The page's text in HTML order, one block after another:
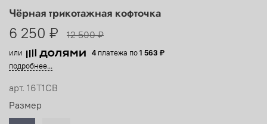
арт. 16T1CB
Чёрная трикотажная кофточка
6 250 ₽ 12 500 ₽
или 4 платежа по1 563 ₽
подробнее...
Размер